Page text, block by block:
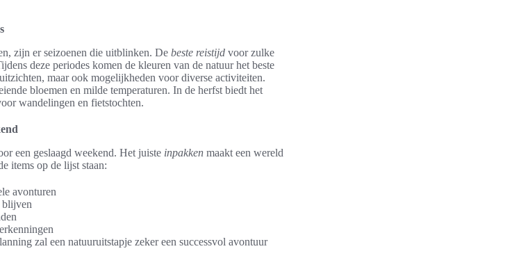
zijn er seizoenen die uitblinken. De beste reistijd voor zulke
deze periodes komen de kleuren van de natuur het beste
maar ook mogelijkheden voor diverse activiteiten.
bloemen en milde temperaturen. In de herfst biedt het
wandelingen en fietstochten.
een geslaagd weekend. Het juiste inpakken maakt een wereld
items op de lijst staan:
avonturen
blijven
zal een natuuruitstapje zeker een successvol avontuur